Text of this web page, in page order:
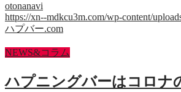
otonanavi
https://xn--mdkcu3m.com/wp-content/
ハプバー.com
NEWS&コラム
ハプニングバーはコロナ